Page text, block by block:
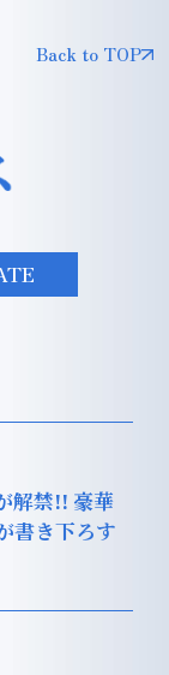
Back to TOP
解禁!! 豪華
書き下ろす